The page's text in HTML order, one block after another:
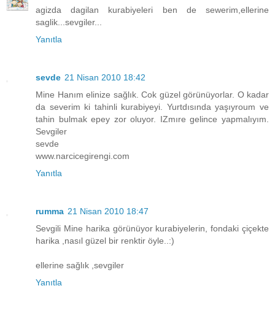
agizda dagilan kurabiyeleri ben de sewerim,ellerine
saglik...sevgiler...
Yanıtla
sevde 21 Nisan 2010 18:42
Mine Hanım elinize sağlık. Cok güzel görünüyorlar. O kadar
da severim ki tahinli kurabiyeyi. Yurtdısında yaşıyroum ve
tahin bulmak epey zor oluyor. IZmıre gelince yapmalıyım.
Sevgiler
sevde
www.narcicegirengi.com
Yanıtla
rumma 21 Nisan 2010 18:47
Sevgili Mine harika görünüyor kurabiyelerin, fondaki çiçekte
harika ,nasıl güzel bir renktir öyle..:)
ellerine sağlık ,sevgiler
Yanıtla